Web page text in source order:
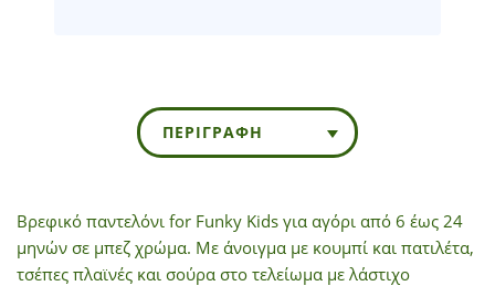
ΠΕΡΙΓΡΑΦΉ
Βρεφικό παντελόνι for Funky Kids για αγόρι από 6 έως 24
μηνών σε μπεζ χρώμα. Με άνοιγμα με κουμπί και πατιλέτα,
τσέπες πλαϊνές και σούρα στο τελείωμα με λάστιχο